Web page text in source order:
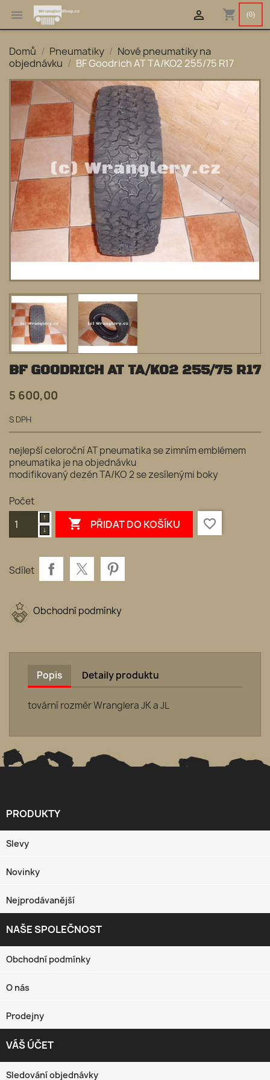
 shopping_cart (0)

Domů Pneumatiky
Nové pneumatiky na
objednávku
BF Goodrich AT TA/KO2 255/75 R17
BF GOODRICH AT TA/KO2 255/75 R17
5 600,00
S DPH
nejlepší celoroční AT pneumatika se zimním emblémem
pneumatika je na objednávku
modifikovaný dezén TA/KO 2 se zesílenými boky
Počet
 PŘIDAT DO KOŠÍKU favorite_border
Sdílet
Obchodní podmínky
Popis Detaily produktu
tovární rozměr Wranglera JK a JL
PRODUKTY
Slevy
Novinky
Nejprodávanější
NAŠE SPOLEČNOST
Obchodní podmínky
O nás
Prodejny
VÁŠ ÚČET
Sledování objednávky